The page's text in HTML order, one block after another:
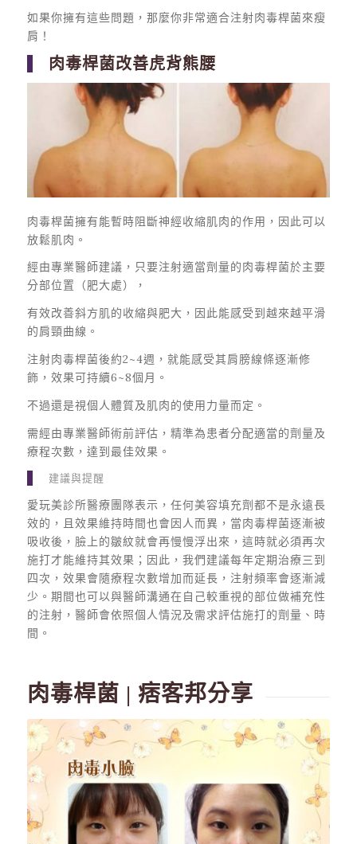
如果你擁有這些問題，那麼你非常適合注射肉毒桿菌來瘦
肩！
肉毒桿菌改善虎背熊腰
肉毒桿菌擁有能暫時阻斷神經收縮肌肉的作用，因此可以
放鬆肌肉。
經由專業醫師建議，只要注射適當劑量的肉毒桿菌於主要
分部位置（肥大處），
有效改善斜方肌的收縮與肥大，因此能感受到越來越平滑
的肩頸曲線。
注射肉毒桿菌後約2~4週，就能感受其肩膀線條逐漸修
飾，效果可持續6~8個月。
不過還是視個人體質及肌肉的使用力量而定。
需經由專業醫師術前評估，精準為患者分配適當的劑量及
療程次數，達到最佳效果。
建議與提醒
愛玩美診所醫療團隊表示，任何美容填充劑都不是永遠長
效的，且效果維持時間也會因人而異，當肉毒桿菌逐漸被
吸收後，臉上的皺紋就會再慢慢浮出來，這時就必須再次
施打才能維持其效果；因此，我們建議每年定期治療三到
四次，效果會隨療程次數增加而延長，注射頻率會逐漸減
少。期間也可以與醫師溝通在自己較重視的部位做補充性
的注射，醫師會依照個人情況及需求評估施打的劑量、時
間。
肉毒桿菌 | 痞客邦分享